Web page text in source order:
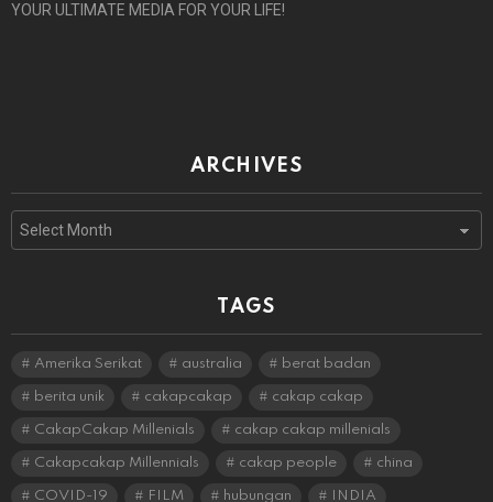
YOUR ULTIMATE MEDIA FOR YOUR LIFE!
ARCHIVES
Archives
TAGS
Amerika Serikat australia berat badan
berita unik cakapcakap cakap cakap
CakapCakap Millenials cakap cakap millenials
Cakapcakap Millennials cakap people china
COVID-19 FILM hubungan INDIA